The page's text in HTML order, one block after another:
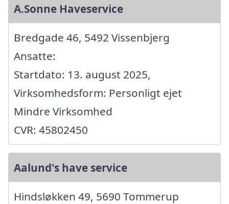
A.Sonne Haveservice
Bredgade 46, 5492 Vissenbjerg
Ansatte:
Startdato: 13. august 2025,
Virksomhedsform: Personligt ejet
Mindre Virksomhed
CVR: 45802450
Aalund's have service
Hindsløkken 49, 5690 Tommerup